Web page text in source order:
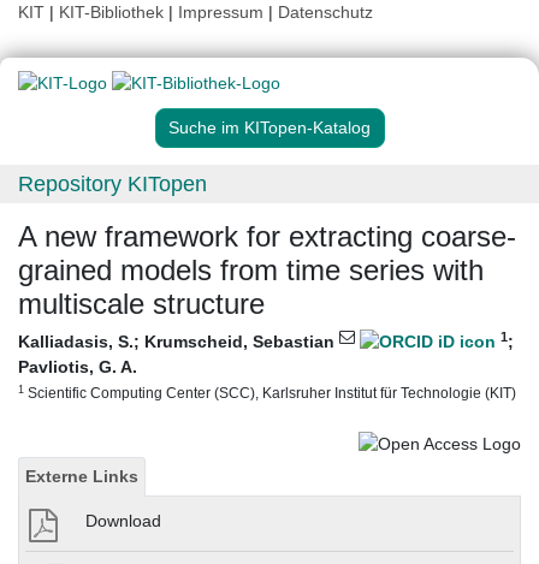
KIT | KIT-Bibliothek | Impressum | Datenschutz
Suche im KITopen-Katalog
Repository KITopen
A new framework for extracting coarse-
grained models from time series with
multiscale structure
Kalliadasis, S.; Krumscheid, Sebastian 1;
Pavliotis, G. A.
1 Scientific Computing Center (SCC), Karlsruher Institut für Technologie (KIT)
Externe Links
Download